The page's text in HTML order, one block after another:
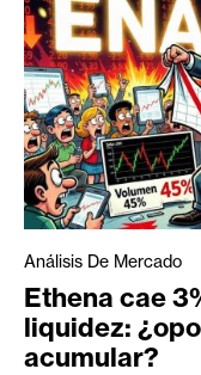
Análisis De Mercado
Ethena cae
liquidez:
acumular?